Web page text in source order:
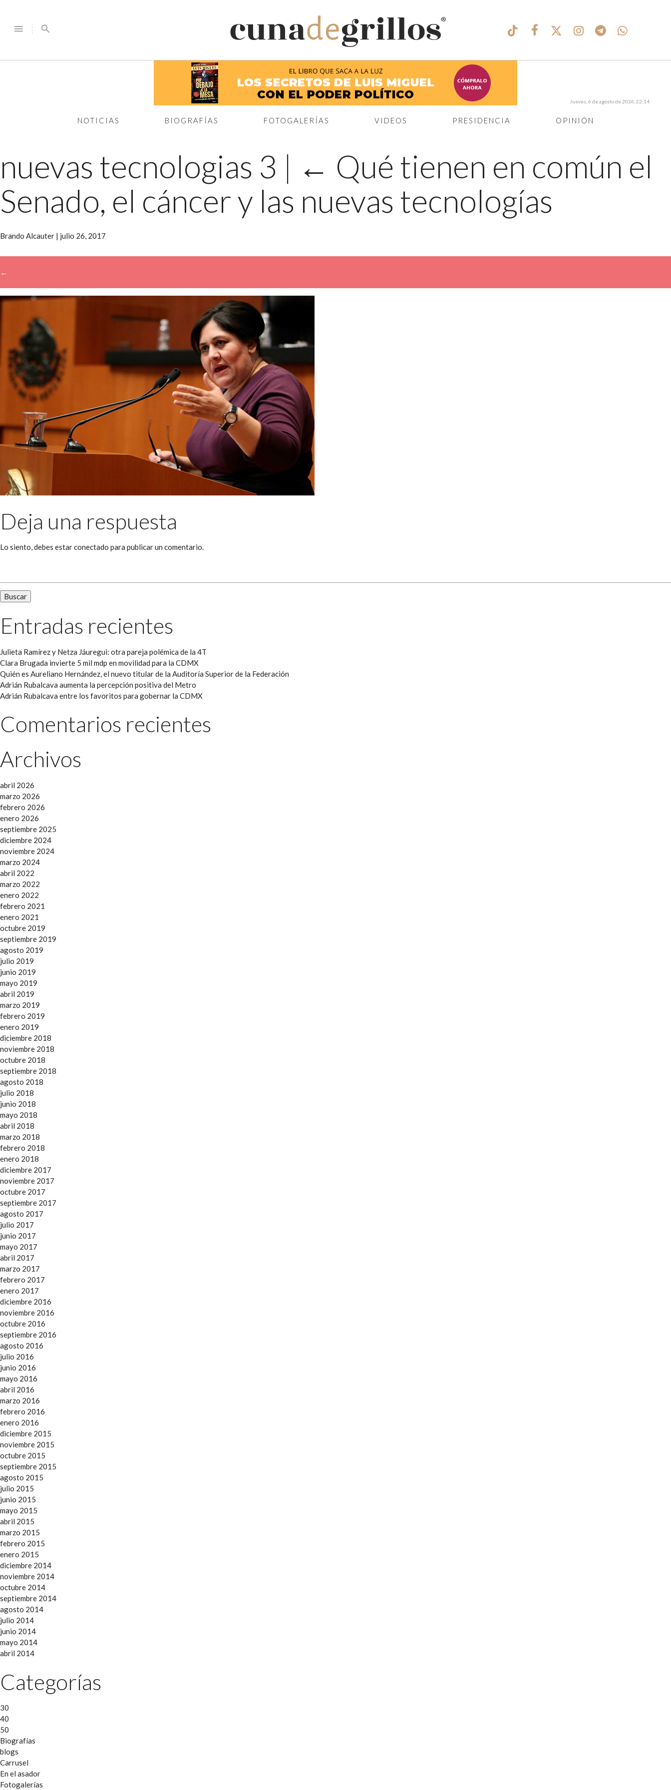
menu search
®
NOTICIAS BIOGRAFÍAS FOTOGALERÍAS VIDEOS PRESIDENCIA OPINIÓN
Jueves, 6 de agosto de 2026, 22:14
nuevas tecnologias 3 | ← Qué tienen en común el
Senado, el cáncer y las nuevas tecnologías
Brando Alcauter | julio 26, 2017
←
→
Deja una respuesta
Lo siento, debes estarconectado para publicar un comentario.
Entradas recientes
Julieta Ramírez y Netza Jáuregui: otra pareja polémica de la 4T
Clara Brugada invierte 5 mil mdp en movilidad para la CDMX
Quién es Aureliano Hernández, el nuevo titular de la Auditoría Superior de la Federación
Adrián Rubalcava aumenta la percepción positiva del Metro
Adrián Rubalcava entre los favoritos para gobernar la CDMX
Comentarios recientes
Archivos
abril 2026
marzo 2026
febrero 2026
enero 2026
septiembre 2025
diciembre 2024
noviembre 2024
marzo 2024
abril 2022
marzo 2022
enero 2022
febrero 2021
enero 2021
octubre 2019
septiembre 2019
agosto 2019
julio 2019
junio 2019
mayo 2019
abril 2019
marzo 2019
febrero 2019
enero 2019
diciembre 2018
noviembre 2018
octubre 2018
septiembre 2018
agosto 2018
julio 2018
junio 2018
mayo 2018
abril 2018
marzo 2018
febrero 2018
enero 2018
diciembre 2017
noviembre 2017
octubre 2017
septiembre 2017
agosto 2017
julio 2017
junio 2017
mayo 2017
abril 2017
marzo 2017
febrero 2017
enero 2017
diciembre 2016
noviembre 2016
octubre 2016
septiembre 2016
agosto 2016
julio 2016
junio 2016
mayo 2016
abril 2016
marzo 2016
febrero 2016
enero 2016
diciembre 2015
noviembre 2015
octubre 2015
septiembre 2015
agosto 2015
julio 2015
junio 2015
mayo 2015
abril 2015
marzo 2015
febrero 2015
enero 2015
diciembre 2014
noviembre 2014
octubre 2014
septiembre 2014
agosto 2014
julio 2014
junio 2014
mayo 2014
abril 2014
Categorías
30
40
50
Biografías
blogs
Carrusel
En el asador
Fotogalerías